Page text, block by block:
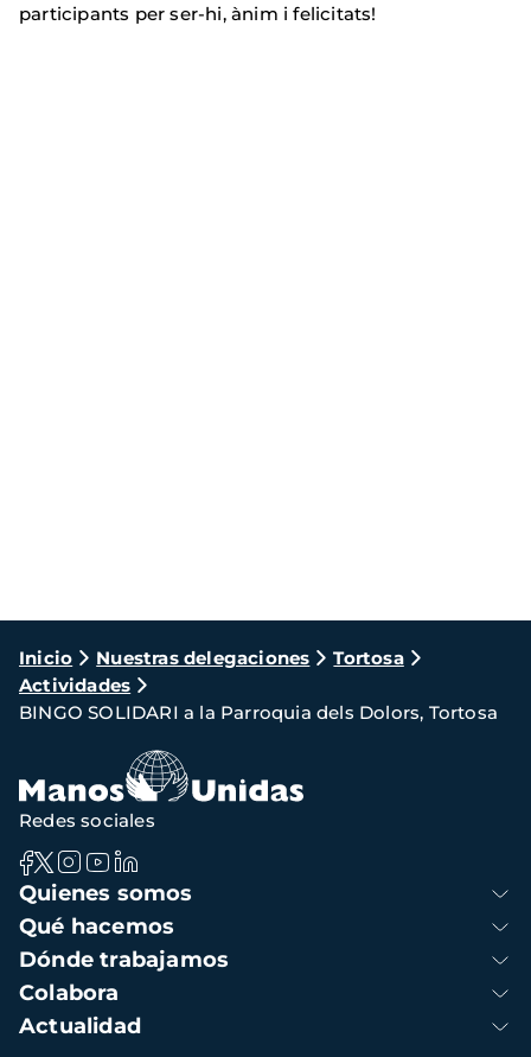
participants per ser-hi, ànim i felicitats!
Ruta
de
navegación
Inicio Nuestras delegaciones
Tortosa
Actividades
BINGO SOLIDARI a la Parroquia dels Dolors, Tortosa
Navegación
principal
Quienes somos
Qué hacemos
Dónde trabajamos
Colabora
Actualidad
Redes sociales